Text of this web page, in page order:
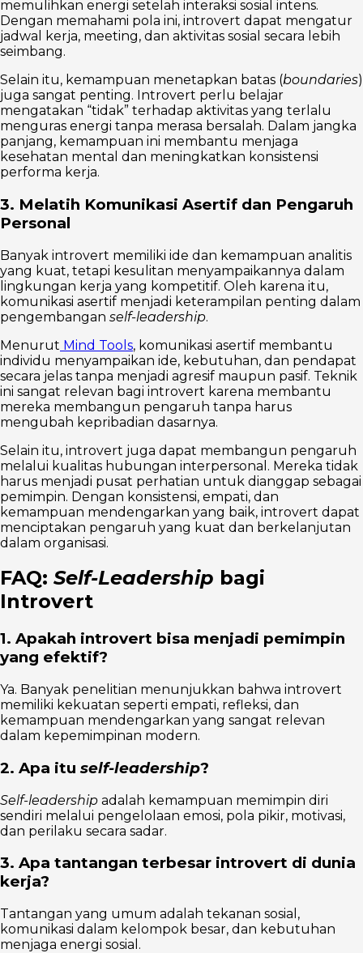
memulihkan energi setelah interaksi sosial intens.
Dengan memahami pola ini, introvert dapat mengatur
jadwal kerja, meeting, dan aktivitas sosial secara lebih
seimbang.
Selain itu, kemampuan menetapkan batas (boundaries)
juga sangat penting. Introvert perlu belajar
mengatakan “tidak” terhadap aktivitas yang terlalu
menguras energi tanpa merasa bersalah. Dalam jangka
panjang, kemampuan ini membantu menjaga
kesehatan mental dan meningkatkan konsistensi
performa kerja.
3. Melatih Komunikasi Asertif dan Pengaruh
Personal
Banyak introvert memiliki ide dan kemampuan analitis
yang kuat, tetapi kesulitan menyampaikannya dalam
lingkungan kerja yang kompetitif. Oleh karena itu,
komunikasi asertif menjadi keterampilan penting dalam
pengembangan self-leadership.
Menurut Mind Tools, komunikasi asertif membantu
individu menyampaikan ide, kebutuhan, dan pendapat
secara jelas tanpa menjadi agresif maupun pasif. Teknik
ini sangat relevan bagi introvert karena membantu
mereka membangun pengaruh tanpa harus
mengubah kepribadian dasarnya.
Selain itu, introvert juga dapat membangun pengaruh
melalui kualitas hubungan interpersonal. Mereka tidak
harus menjadi pusat perhatian untuk dianggap sebagai
pemimpin. Dengan konsistensi, empati, dan
kemampuan mendengarkan yang baik, introvert dapat
menciptakan pengaruh yang kuat dan berkelanjutan
dalam organisasi.
FAQ: Self-Leadership bagi
Introvert
1. Apakah introvert bisa menjadi pemimpin
yang efektif?
Ya. Banyak penelitian menunjukkan bahwa introvert
memiliki kekuatan seperti empati, refleksi, dan
kemampuan mendengarkan yang sangat relevan
dalam kepemimpinan modern.
2. Apa itu self-leadership?
Self-leadership adalah kemampuan memimpin diri
sendiri melalui pengelolaan emosi, pola pikir, motivasi,
dan perilaku secara sadar.
3. Apa tantangan terbesar introvert di dunia
kerja?
Tantangan yang umum adalah tekanan sosial,
komunikasi dalam kelompok besar, dan kebutuhan
menjaga energi sosial.